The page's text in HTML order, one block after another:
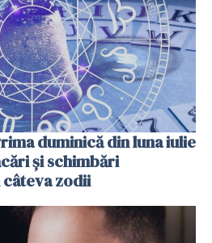
duminică din luna iulie
și schimbări
zodii